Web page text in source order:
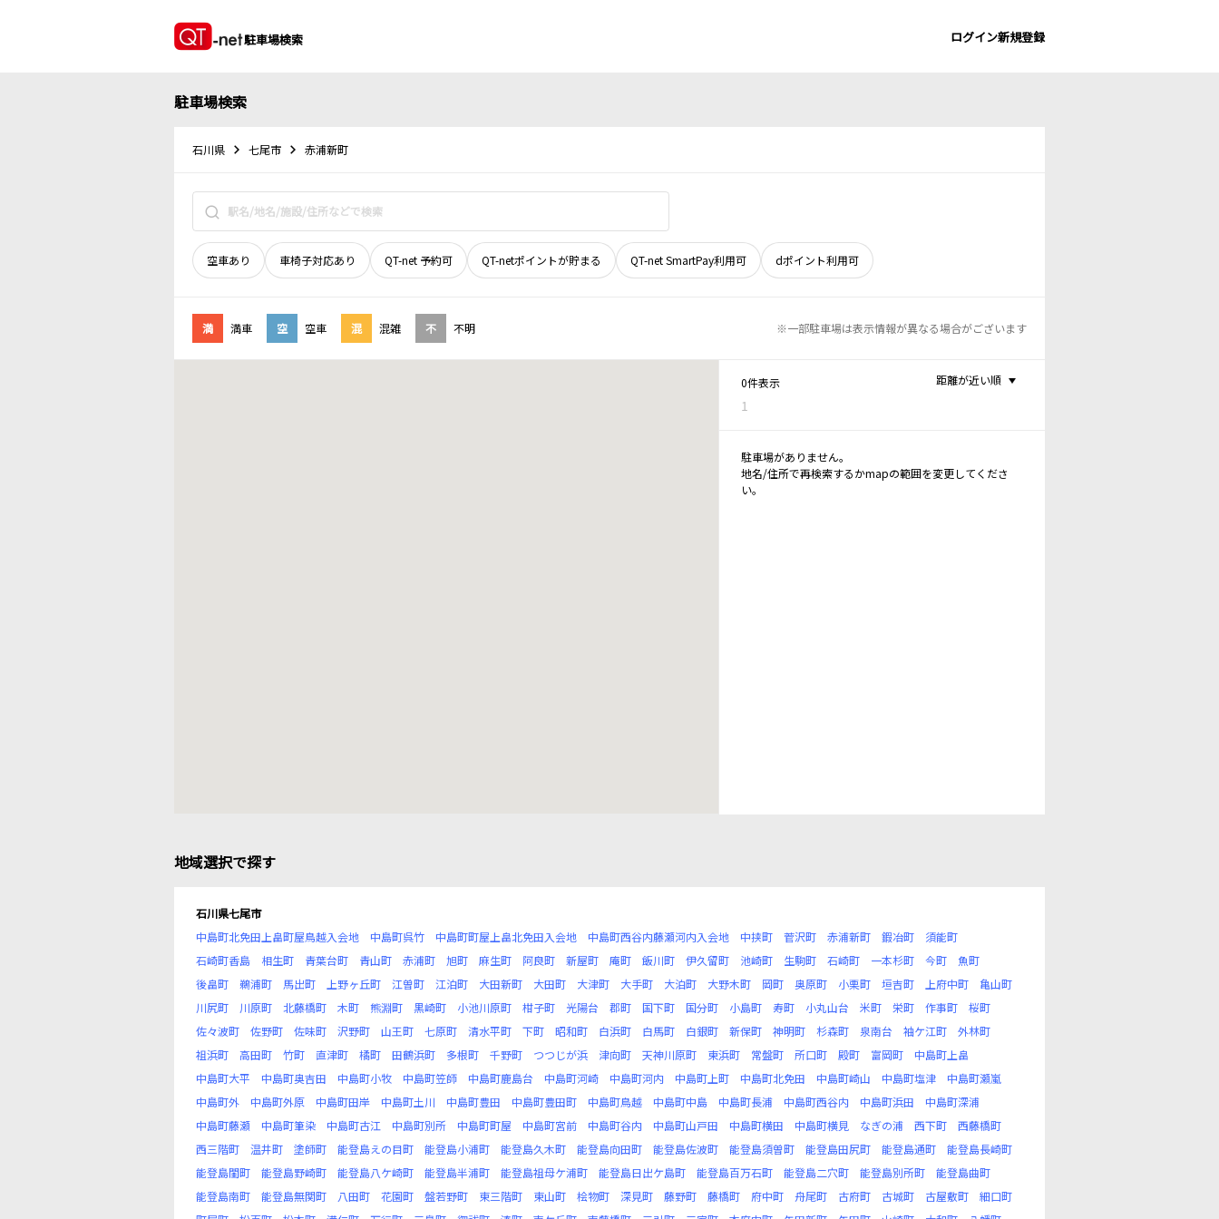
駐車場検索 ログイン新規登録
駐車場検索
石川県 七尾市 赤浦新町
空車あり 車椅子対応あり QT-net 予約可 QT-netポイントが貯まる QT-net SmartPay利用可 dポイント利用可
満 満車 空 空車 混 混雑 不 不明 ※一部駐車場は表示情報が異なる場合がございます
0件表示
1
距離が近い順
駐車場がありません。
地名/住所で再検索するかmapの範囲を変更してくださ
い。
地域選択で探す
石川県七尾市
中島町北免田上畠町屋鳥越入会地
中島町呉竹 中島町町屋上畠北免田入会地 中島町西谷内藤瀬河内入会地 中挟町 菅沢町 赤浦新町 鍜冶町
須能町
石崎町香島
相生町 青葉台町 青山町 赤浦町 旭町 麻生町 阿良町 新屋町 庵町 飯川町 伊久留町 池崎町 生駒町 石崎町 一本杉町 今町
魚町
後畠町
鵜浦町 馬出町 上野ヶ丘町 江曽町 江泊町 大田新町 大田町 大津町 大手町 大泊町 大野木町 岡町 奥原町 小栗町 垣吉町 上府中町
亀山町
川尻町
川原町 北藤橋町 木町 熊淵町 黒崎町 小池川原町 柑子町 光陽台 郡町 国下町 国分町 小島町 寿町 小丸山台 米町 栄町 作事町
桜町
佐々波町
佐野町 佐味町 沢野町 山王町 七原町 清水平町 下町 昭和町 白浜町 白馬町 白銀町 新保町 神明町 杉森町 泉南台 袖ケ江町
外林町
祖浜町
高田町 竹町 直津町 橘町 田鶴浜町 多根町 千野町 つつじが浜 津向町 天神川原町 東浜町 常盤町 所口町 殿町 富岡町
中島町上畠
中島町大平
中島町奥吉田 中島町小牧 中島町笠師 中島町鹿島台 中島町河崎 中島町河内 中島町上町 中島町北免田 中島町崎山 中島町塩津
中島町瀬嵐
中島町外
中島町外原 中島町田岸 中島町土川 中島町豊田 中島町豊田町 中島町鳥越 中島町中島 中島町長浦 中島町西谷内 中島町浜田
中島町深浦
中島町藤瀬
中島町筆染 中島町古江 中島町別所 中島町町屋 中島町宮前 中島町谷内 中島町山戸田 中島町横田 中島町横見 なぎの浦 西下町
西藤橋町
西三階町
温井町 塗師町 能登島えの目町 能登島小浦町 能登島久木町 能登島向田町 能登島佐波町 能登島須曽町 能登島田尻町 能登島通町
能登島長崎町
能登島閨町
能登島野崎町 能登島八ケ崎町 能登島半浦町 能登島祖母ケ浦町 能登島日出ケ島町 能登島百万石町 能登島二穴町 能登島別所町
能登島曲町
能登島南町
能登島無関町 八田町 花園町 盤若野町 東三階町 東山町 桧物町 深見町 藤野町 藤橋町 府中町 舟尾町 古府町 古城町 古屋敷町
細口町